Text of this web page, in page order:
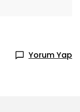
Yorum Yap